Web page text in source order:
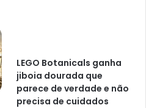
LEGO Botanicals ganha
jiboia dourada que
parece de verdade e não
precisa de cuidados